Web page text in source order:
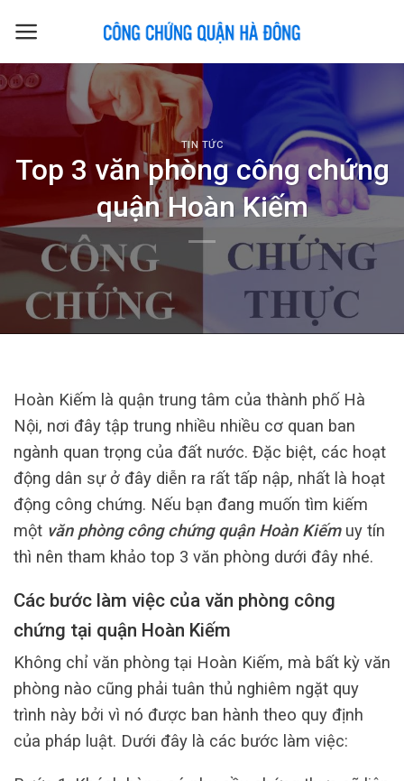
TIN TỨC
Top 3 văn phòng công chứng
quận Hoàn Kiếm
Hoàn Kiếm là quận trung tâm của thành phố Hà
Nội, nơi đây tập trung nhiều nhiều cơ quan ban
ngành quan trọng của đất nước. Đặc biệt, các hoạt
động dân sự ở đây diễn ra rất tấp nập, nhất là hoạt
động công chứng. Nếu bạn đang muốn tìm kiếm
một văn phòng công chứng quận Hoàn Kiếmuy tín
thì nên tham khảo top 3 văn phòng dưới đây nhé.
Các bước làm việc của văn phòng công
chứng tại quận Hoàn Kiếm
Không chỉ văn phòng tại Hoàn Kiếm, mà bất kỳ văn
phòng nào cũng phải tuân thủ nghiêm ngặt quy
trình này bởi vì nó được ban hành theo quy định
của pháp luật. Dưới đây là các bước làm việc: